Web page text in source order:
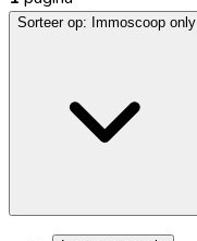
Sorteer op: Immoscoop only